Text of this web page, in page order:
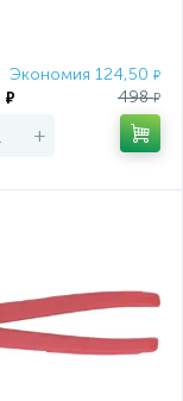
Экономия 124,50 ₽
₽ 498₽
+